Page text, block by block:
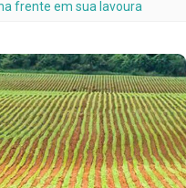
frente em sua lavoura